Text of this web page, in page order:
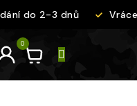
do 2-3 dnů